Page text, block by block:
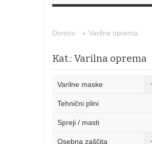
Domov Varilna oprema
Kat.: Varilna oprema
Varilne maske
Tehnični plini
Spreji / masti
Osebna zaščita